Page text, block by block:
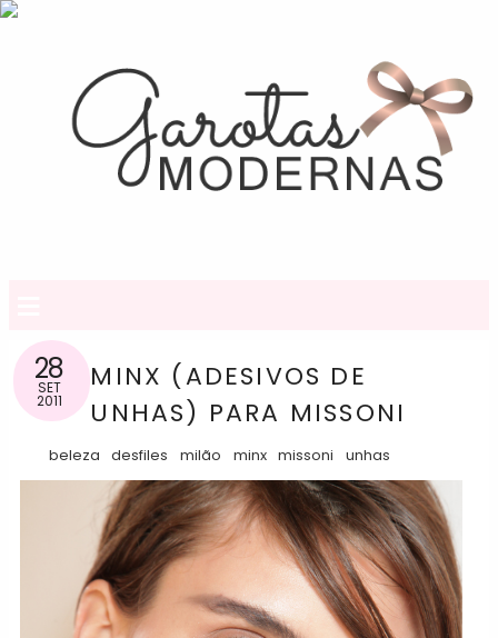
28
SET
2011
MINX (ADESIVOS DE
UNHAS) PARA MISSONI
beleza desfiles milão minx missoni unhas